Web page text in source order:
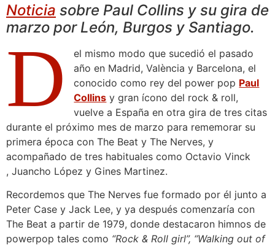
Noticia sobre Paul Collins y su gira de
marzo por León, Burgos y Santiago.
D
el mismo modo que sucedió el pasado
año en Madrid, València y Barcelona, el
conocido como rey del power pop Paul
Collins y gran ícono del rock & roll,
vuelve a España en otra gira de tres citas
durante el próximo mes de marzo para rememorar su
primera época con The Beat y The Nerves, y
acompañado de tres habituales como Octavio Vinck
, Juancho López y Gines Martinez.
Recordemos que The Nerves fue formado por él junto a
Peter Case y Jack Lee, y ya después comenzaría con
The Beat a partir de 1979, donde destacaron himnos de
powerpop tales como “Rock & Roll girl”, “Walking out of